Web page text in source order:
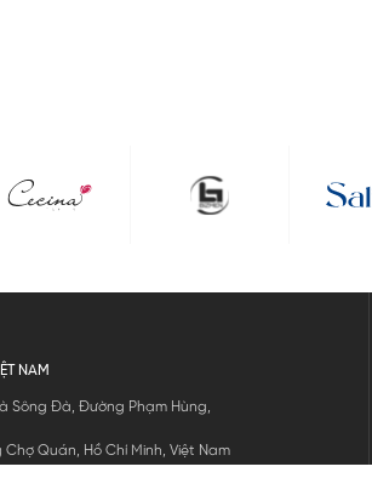
NAM
Sông Đà, Đường Phạm Hùng,
Quán, Hồ Chí Minh, Việt Nam